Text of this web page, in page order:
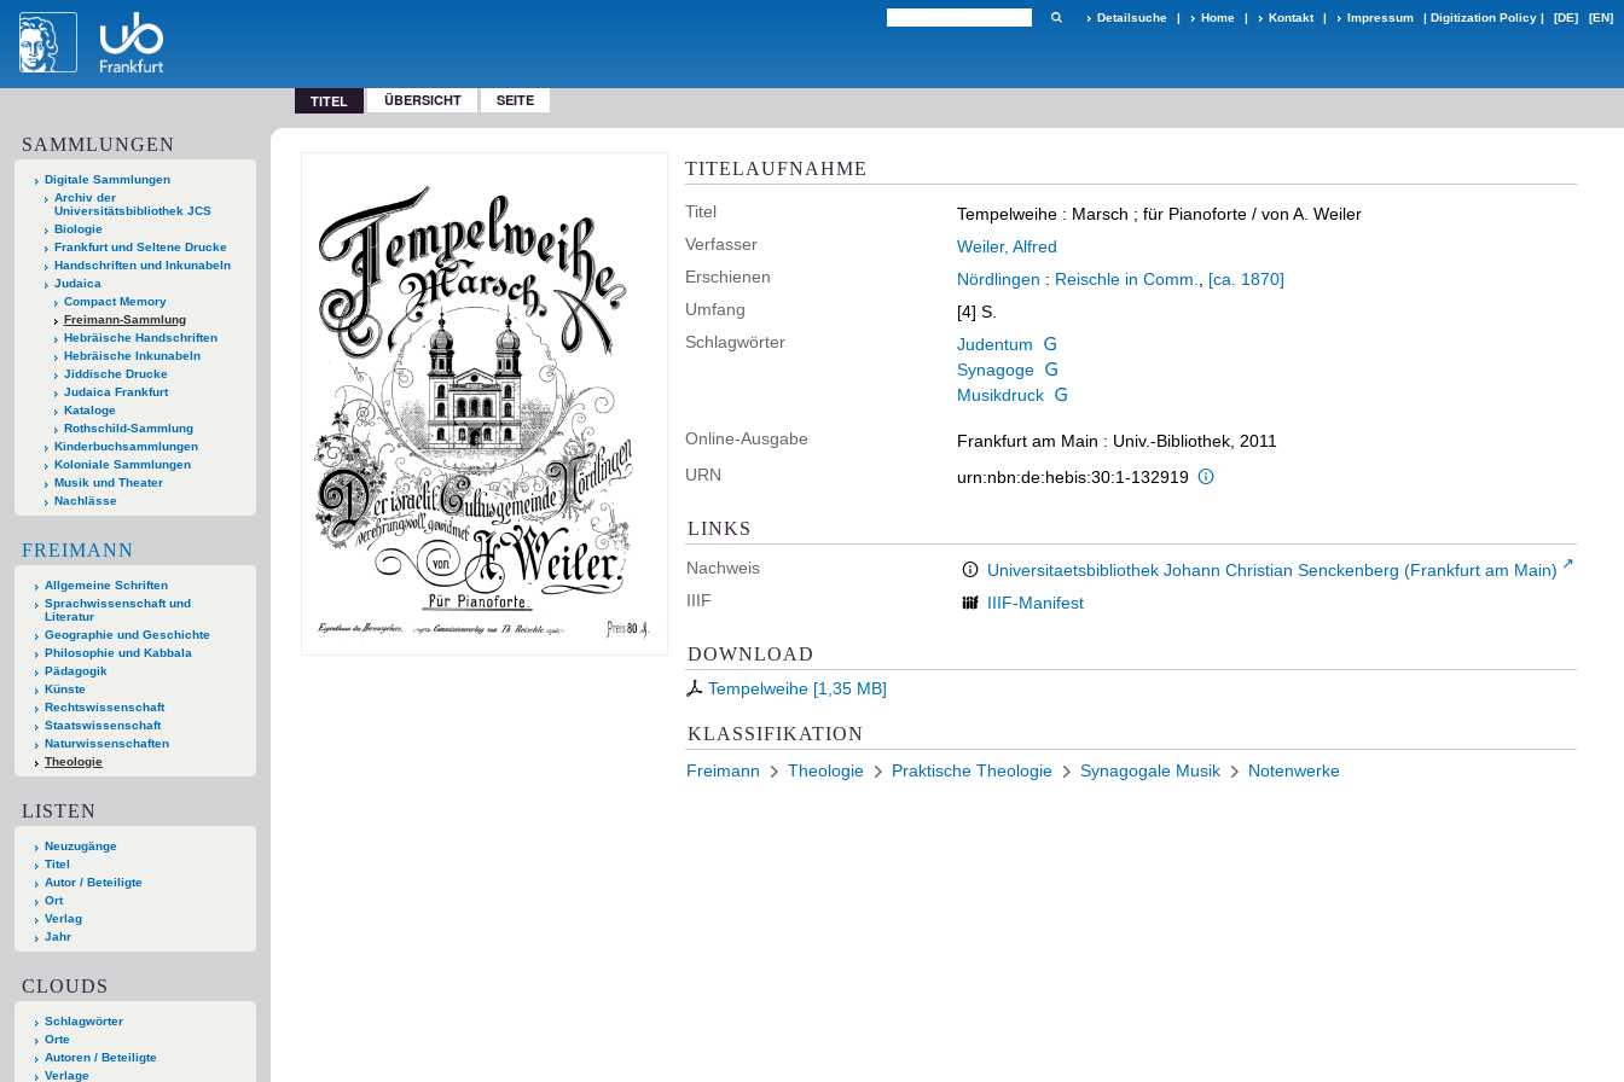
Detailsuche | Home | Kontakt | Impressum | Digitization Policy | [DE] [EN]
TITEL ÜBERSICHT SEITE
SAMMLUNGEN
Digitale Sammlungen
Archiv der
Universitätsbibliothek JCS
Biologie
Frankfurt und Seltene Drucke
Handschriften und Inkunabeln
Judaica
Compact Memory
Freimann-Sammlung
Hebräische Handschriften
Hebräische Inkunabeln
Jiddische Drucke
Judaica Frankfurt
Kataloge
Rothschild-Sammlung
Kinderbuchsammlungen
Koloniale Sammlungen
Musik und Theater
Nachlässe
FREIMANN
Allgemeine Schriften
Sprachwissenschaft und
Literatur
Geographie und Geschichte
Philosophie und Kabbala
Pädagogik
Künste
Rechtswissenschaft
Staatswissenschaft
Naturwissenschaften
Theologie
LISTEN
Neuzugänge
Titel
Autor / Beteiligte
Ort
Verlag
Jahr
CLOUDS
Schlagwörter
Orte
Autoren / Beteiligte
Verlage
TITELAUFNAHME
Titel Tempelweihe : Marsch ; für Pianoforte / von A. Weiler
Verfasser
Weiler, Alfred
Erschienen
Nördlingen : Reischle in Comm.
[ca. 1870]
Umfang
[4] S.
Schlagwörter
Judentum
Synagoge
Musikdruck
Online-Ausgabe
Frankfurt am Main : Univ.-Bibliothek, 2011
URN
urn:nbn:de:hebis:30:1-132919
LINKS
Nachweis
Universitaetsbibliothek Johann Christian Senckenberg (Frankfurt am Main)
IIIF
IIIF-Manifest
DOWNLOAD
Tempelweihe [1,35 MB]
KLASSIFIKATION
Freimann Theologie Praktische Theologie Synagogale Musik Notenwerke